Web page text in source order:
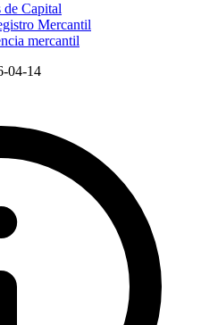
Capital
Mercantil
mercantil
04-14